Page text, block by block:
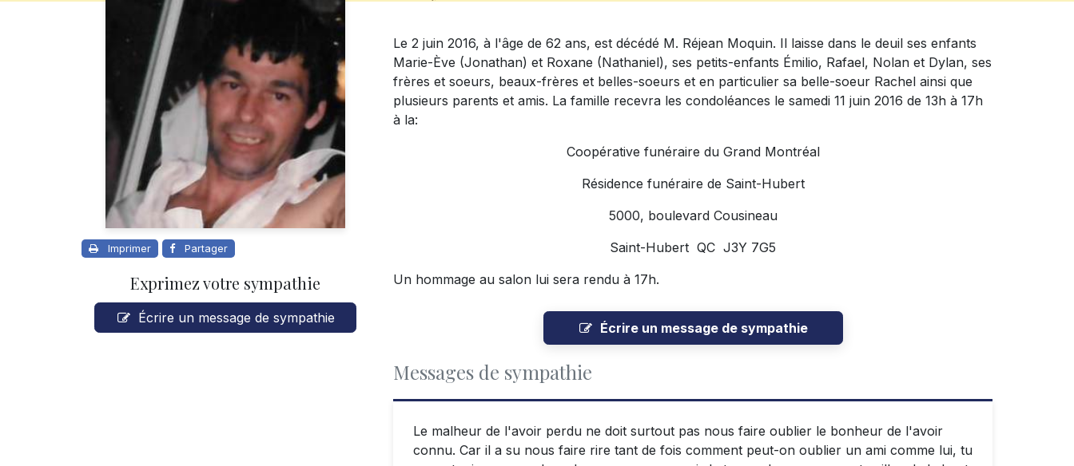
Imprimer Partager
Exprimez votre sympathie
Écrire un message de sympathie
Le 2 juin 2016, à l'âge de 62 ans, est décédé M. Réjean Moquin. Il laisse dans le deuil ses enfants
Marie-Ève (Jonathan) et Roxane (Nathaniel), ses petits-enfants Émilio, Rafael, Nolan et Dylan, ses
frères et soeurs, beaux-frères et belles-soeurs et en particulier sa belle-soeur Rachel ainsi que
plusieurs parents et amis. La famille recevra les condoléances le samedi 11 juin 2016 de 13h à 17h
à la:
Coopérative funéraire du Grand Montréal
Résidence funéraire de Saint-Hubert
5000, boulevard Cousineau
Saint-Hubert QC J3Y 7G5
Un hommage au salon lui sera rendu à 17h.
Écrire un message de sympathie
Messages de sympathie
Le malheur de l'avoir perdu ne doit surtout pas nous faire oublier le bonheur de l'avoir
connu. Car il a su nous faire rire tant de fois comment peut-on oublier un ami comme lui, tu